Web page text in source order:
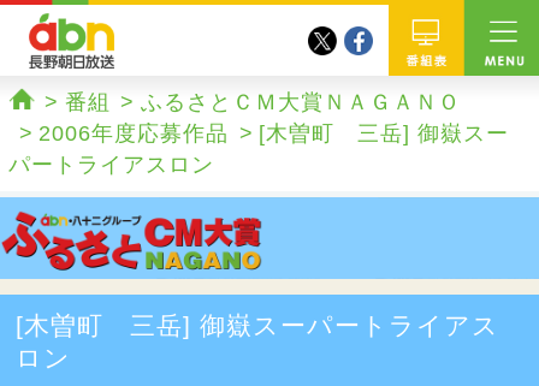
twitterfacebook
ホーム
番組
ふるさとＣＭ大賞ＮＡＧＡＮＯ
2006年度応募作品
[木曽町 三岳] 御嶽スー
パートライアスロン
[木曽町 三岳] 御嶽スーパートライアス
ロン